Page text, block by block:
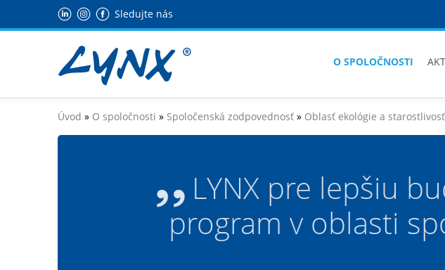
Sledujte nás
O SPOLOČNOSTI
Úvod » O spoločnosti » Spoločenská zodpovednosť » Oblasť ekológie a
LYNX pre lepšiu
program v oblasti